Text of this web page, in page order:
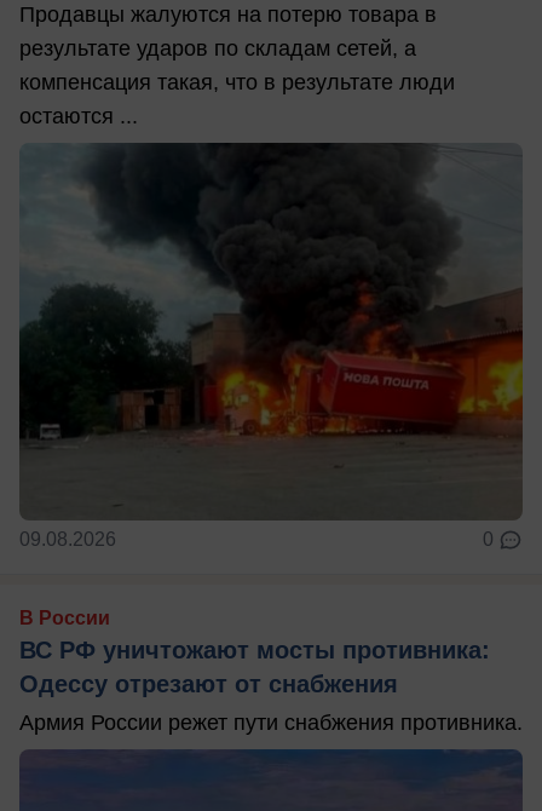
Продавцы жалуются на потерю товара в
результате ударов по складам сетей, а
компенсация такая, что в результате люди
остаются ...
09.08.2026 0
В России
ВС РФ уничтожают мосты противника:
Одессу отрезают от снабжения
Армия России режет пути снабжения противника.